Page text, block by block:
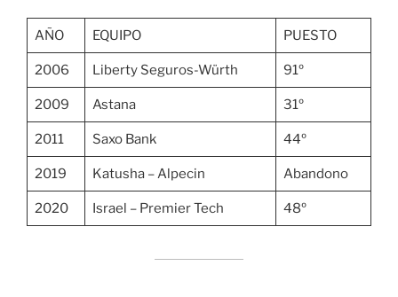
AÑO EQUIPO PUESTO
2006 Liberty Seguros-Würth 91º
2009 Astana 31º
2011 Saxo Bank 44º
2019 Katusha – Alpecin Abandono
2020 Israel – Premier Tech 48º